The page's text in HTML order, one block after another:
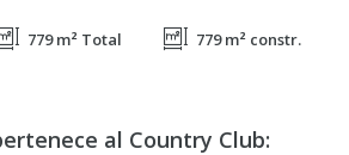
779 m² Total 779 m² constr.
al Country Club: